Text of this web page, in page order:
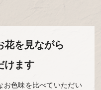
花を見ながら
けます
お色味を比べていただい